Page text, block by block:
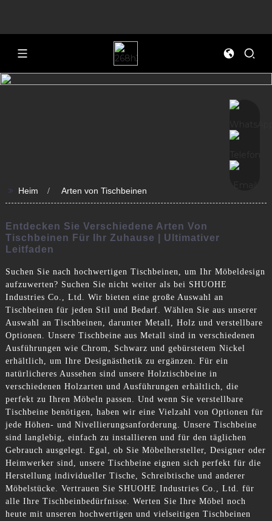
>> Heim Arten von Tischbeinen
Entdecken Sie Verschiedene Arten Von
Tischbeinen Für Ihr Zuhause | Ultimativer
Leitfaden
Suchen Sie nach hochwertigen Tischbeinen, um Ihr Möbeldesign
aufzuwerten? Suchen Sie nicht weiter als bei SHUOHE
Industries Co., Ltd. Wir bieten eine große Auswahl an
Tischbeinen für jeden Stil und Bedarf. Wählen Sie aus unserer
Auswahl an Tischbeinen, darunter Metall, Holz und verstellbare
Optionen. Unsere Tischbeine aus Metall sind in verschiedenen
Ausführungen wie Chrom, Schwarz und gebürstetem Nickel
erhältlich, um Ihre Designästhetik zu ergänzen. Für ein
natürlicheres Aussehen sind unsere Holztischbeine in
verschiedenen Holzarten und Ausführungen erhältlich, die
perfekt zu Ihren Möbeln passen. Und wenn Sie verstellbare
Tischbeine benötigen, haben wir eine Vielzahl von Optionen für
jede Höhen- und Nivellierungsanforderung. Unsere Tischbeine
sind langlebig, einfach zu installieren und für den täglichen
Gebrauch ausgelegt. Egal, ob Sie Möbelhersteller, Designer oder
Heimwerker sind, unsere Tischbeine eignen sich perfekt für die
Herstellung individueller Tische, Schreibtische und anderer
Möbelstücke. Vertrauen Sie SHUOHE Industries Co., Ltd. für
alle Ihre Tischbeinbedürfnisse. Werten Sie Ihre Möbel noch
heute mit unseren hochwertigen und vielseitigen Tischbeinen